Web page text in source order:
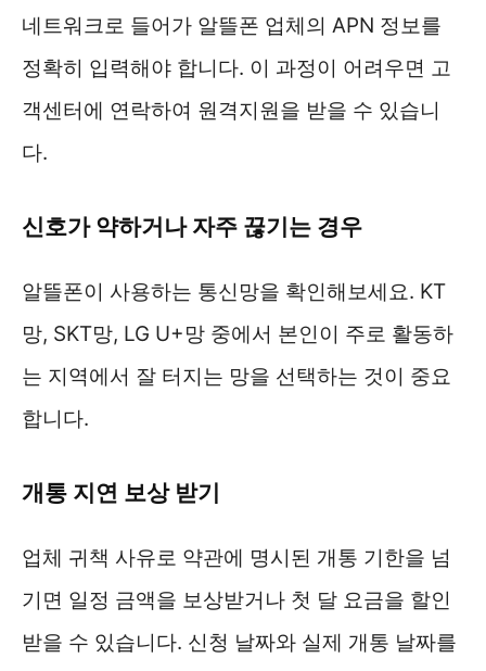
네트워크로 들어가 알뜰폰 업체의 APN 정보를
정확히 입력해야 합니다. 이 과정이 어려우면 고
객센터에 연락하여 원격지원을 받을 수 있습니
다.
신호가 약하거나 자주 끊기는 경우
알뜰폰이 사용하는 통신망을 확인해보세요. KT
망, SKT망, LG U+망 중에서 본인이 주로 활동하
는 지역에서 잘 터지는 망을 선택하는 것이 중요
합니다.
개통 지연 보상 받기
업체 귀책 사유로 약관에 명시된 개통 기한을 넘
기면 일정 금액을 보상받거나 첫 달 요금을 할인
받을 수 있습니다. 신청 날짜와 실제 개통 날짜를